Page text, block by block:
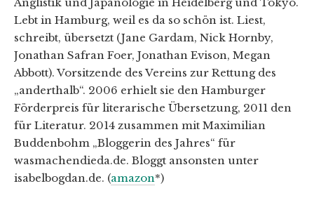
Anglistik und Japanologie in Heidelberg und Tokyo.
Lebt in Hamburg, weil es da so schön ist. Liest,
schreibt, übersetzt (Jane Gardam, Nick Hornby,
Jonathan Safran Foer, Jonathan Evison, Megan
Abbott). Vorsitzende des Vereins zur Rettung des
„anderthalb“. 2006 erhielt sie den Hamburger
Förderpreis für literarische Übersetzung, 2011 den
für Literatur. 2014 zusammen mit Maximilian
Buddenbohm „Bloggerin des Jahres“ für
wasmachendieda.de. Bloggt ansonsten unter
isabelbogdan.de. (amazon*)